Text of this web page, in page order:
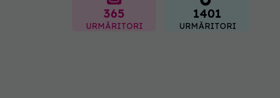
365
URMĂRITORI
1401
URMĂRITORI